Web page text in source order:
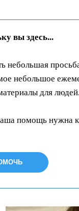
вы здесь...
небольшая
небольшое
для людей.
помощь нужна